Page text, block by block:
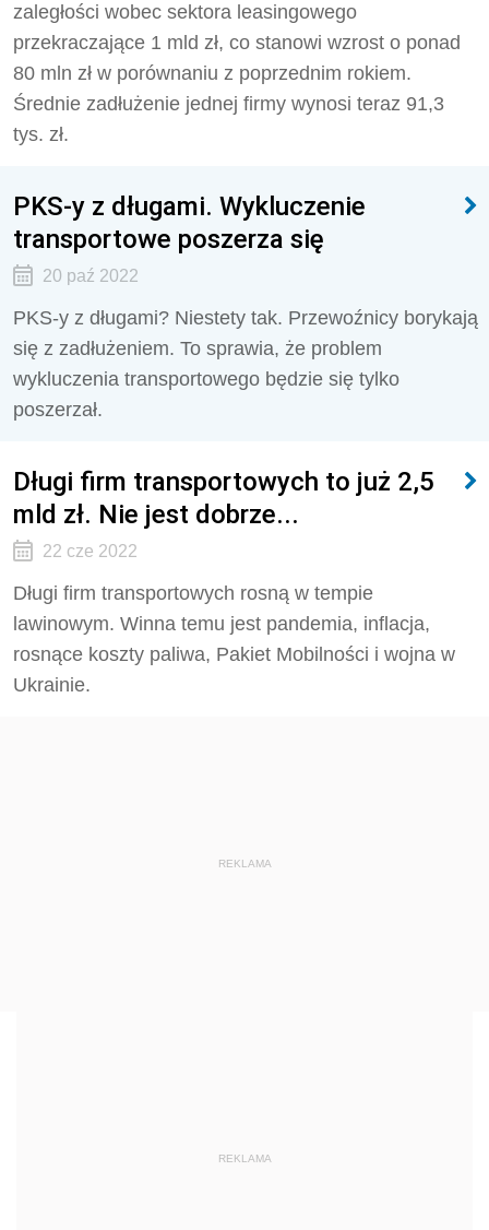
zaległości wobec sektora leasingowego
przekraczające 1 mld zł, co stanowi wzrost o ponad
80 mln zł w porównaniu z poprzednim rokiem.
Średnie zadłużenie jednej firmy wynosi teraz 91,3
tys. zł.
PKS-y z długami. Wykluczenie
transportowe poszerza się
20 paź 2022
PKS-y z długami? Niestety tak. Przewoźnicy borykają
się z zadłużeniem. To sprawia, że problem
wykluczenia transportowego będzie się tylko
poszerzał.
Długi firm transportowych to już 2,5
mld zł. Nie jest dobrze...
22 cze 2022
Długi firm transportowych rosną w tempie
lawinowym. Winna temu jest pandemia, inflacja,
rosnące koszty paliwa, Pakiet Mobilności i wojna w
Ukrainie.
REKLAMA
REKLAMA